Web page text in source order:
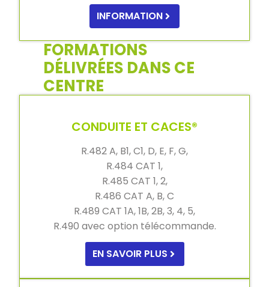
INFORMATION
FORMATIONS
DÉLIVRÉES DANS CE
CENTRE
CONDUITE ET CACES®
R.482 A, B1, C1, D, E, F, G,
R.484 CAT 1,
R.485 CAT 1, 2,
R.486 CAT A, B, C
R.489 CAT 1A, 1B, 2B, 3, 4, 5,
R.490 avec option télécommande.
EN SAVOIR PLUS